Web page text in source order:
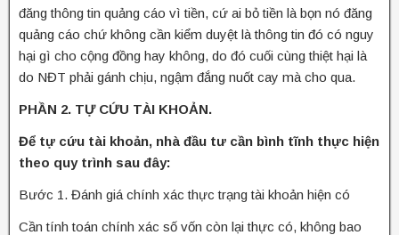
đăng thông tin quảng cáo vì tiền, cứ ai bỏ tiền là bọn nó đăng
quảng cáo chứ không cần kiểm duyệt là thông tin đó có nguy
hại gì cho cộng đồng hay không, do đó cuối cùng thiệt hại là
do NĐT phải gánh chịu, ngậm đắng nuốt cay mà cho qua.
PHẦN 2. TỰ CỨU TÀI KHOẢN.
Để tự cứu tài khoản, nhà đầu tư cần bình tĩnh thực hiện
theo quy trình sau đây:
Bước 1. Đánh giá chính xác thực trạng tài khoản hiện có
Cần tính toán chính xác số vốn còn lại thực có, không bao